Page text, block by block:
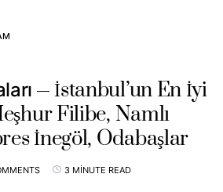
İstanbul’un En İyi
Filibe, Namlı
İnegöl, Odabaşlar
3 MINUTE READ